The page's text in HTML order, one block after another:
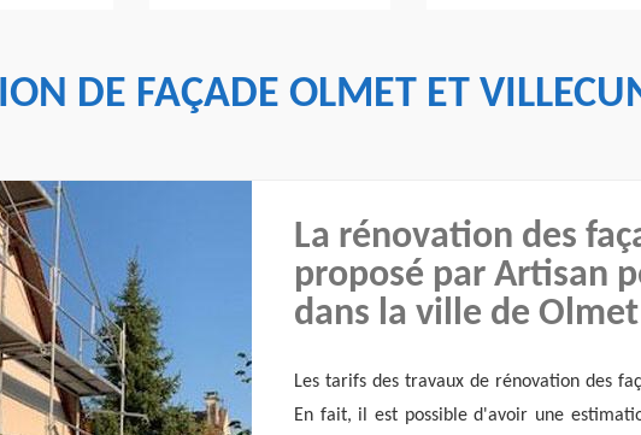
DE FAÇADE OLMET ET
La rénovation des
proposé par Artisan
dans la ville de
Les tarifs des travaux de rénovation des
En fait, il est possible d'avoir une